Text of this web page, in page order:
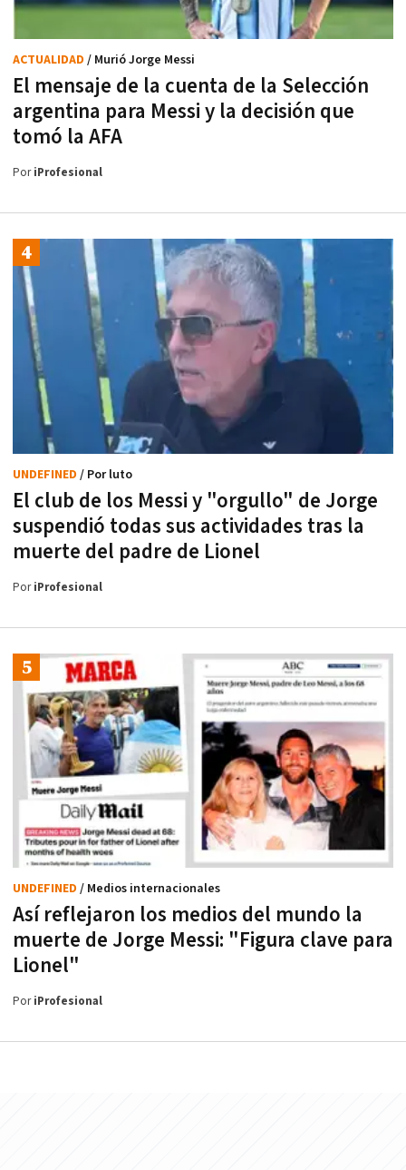
El mensaje de la cuenta de la Selección
argentina para Messi y la decisión que
tomó la AFA
ACTUALIDAD / Murió Jorge Messi
PoriProfesional
El club de los Messi y "orgullo" de Jorge
suspendió todas sus actividades tras la
muerte del padre de Lionel
UNDEFINED / Por luto
PoriProfesional
Así reflejaron los medios del mundo la
muerte de Jorge Messi: "Figura clave para
Lionel"
UNDEFINED / Medios internacionales
PoriProfesional